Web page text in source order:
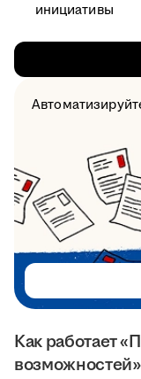
Как работает
возможностей»
инициативы